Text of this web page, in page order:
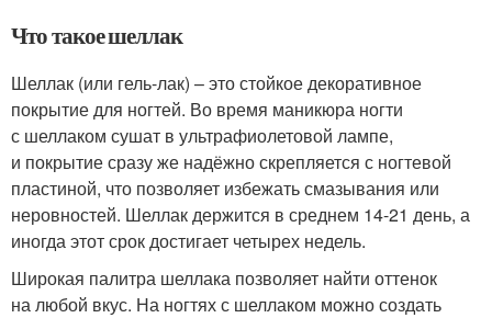
Что такое шеллак
Шеллак (или гель-лак) – это стойкое декоративное
покрытие для ногтей. Во время маникюра ногти
с шеллаком сушат в ультрафиолетовой лампе,
и покрытие сразу же надёжно скрепляется с ногтевой
пластиной, что позволяет избежать смазывания или
неровностей. Шеллак держится в среднем 14-21 день, а
иногда этот срок достигает четырех недель.
Широкая палитра шеллака позволяет найти оттенок
на любой вкус. На ногтях с шеллаком можно создать